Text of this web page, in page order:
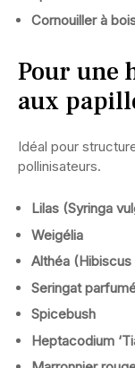
Cornouiller à
Pour une
aux
Idéal pour
pollinisateurs.
Lilas (Syringa
Weigélia
Althéa
Seringat
Spicebush
Heptacodium